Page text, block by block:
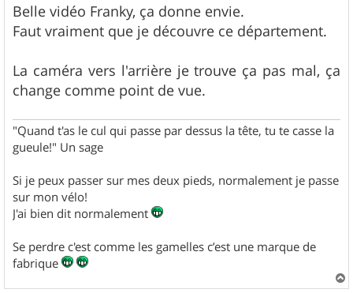
s
s
a
Belle vidéo Franky, ça donne envie.
Faut vraiment que je découvre ce département.
La caméra vers l'arrière je trouve ça pas mal, ça
change comme point de vue.
"Quand t'as le cul qui passe par dessus la tête, tu te casse la
gueule!" Un sage
Si je peux passer sur mes deux pieds, normalement je passe
sur mon vélo!
J'ai bien dit normalement
Se perdre c'est comme les gamelles c’est une marque de
fabrique
a